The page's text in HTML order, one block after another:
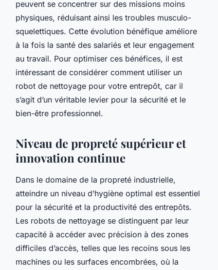
peuvent se concentrer sur des missions moins
physiques, réduisant ainsi les troubles musculo-
squelettiques. Cette évolution bénéfique améliore
à la fois la santé des salariés et leur engagement
au travail. Pour optimiser ces bénéfices, il est
intéressant de considérer comment utiliser un
robot de nettoyage pour votre entrepôt, car il
s’agit d’un véritable levier pour la sécurité et le
bien-être professionnel.
Niveau de propreté supérieur et
innovation continue
Dans le domaine de la propreté industrielle,
atteindre un niveau d’hygiène optimal est essentiel
pour la sécurité et la productivité des entrepôts.
Les robots de nettoyage se distinguent par leur
capacité à accéder avec précision à des zones
difficiles d’accès, telles que les recoins sous les
machines ou les surfaces encombrées, où la